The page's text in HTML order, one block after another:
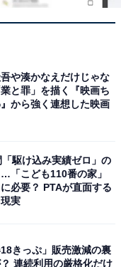
父のつるの剛士さ
度の育休や保育士
、資格や経験を生
うなど活躍の場を
びたび投稿し、お
満喫する姿などを
家の一面も見せて
や湊かなえだけじゃな
と罪」を描く『映画ち
から強く連想した映画
駆け込み実績ゼロ」の
「こども110番の家」
必要？ PTAが直面する
実
18きっぷ」販売激減の裏
連続利用の厳格化だけ